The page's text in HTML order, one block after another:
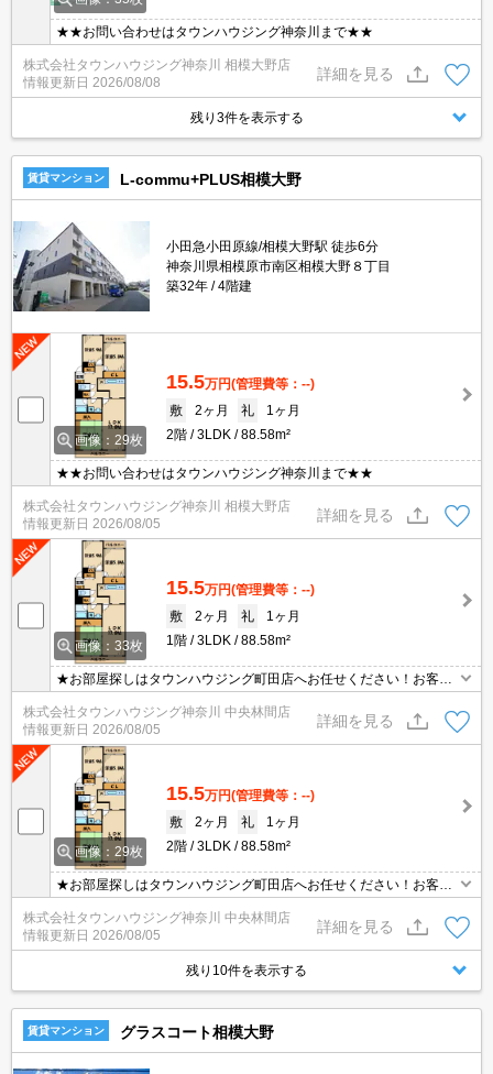
★★お問い合わせはタウンハウジング神奈川まで★★
株式会社タウンハウジング神奈川 相模大野店
情報更新日 2026/08/08
詳細を見る
残り3件を表示する
賃貸マンション L-commu+PLUS相模大野
小田急小田原線/相模大野駅 徒歩6分
神奈川県相模原市南区相模大野８丁目
築32年
4階建
画像：29枚
15.5万円(管理費等：--)
敷
2ヶ月 礼
1ヶ月
2階
3LDK 88.58m²
★★お問い合わせはタウンハウジング神奈川まで★★
株式会社タウンハウジング神奈川 相模大野店
情報更新日 2026/08/05
詳細を見る
画像：33枚
15.5万円(管理費等：--)
敷
2ヶ月 礼
1ヶ月
1階
3LDK 88.58m²
★お部屋探しはタウンハウジング町田店へお任せください！お客様
のご条件にピッタリなお部屋をご紹介可能です！！お引越しのプロ
が精一杯お手伝いさせていただきます！！★
株式会社タウンハウジング神奈川 中央林間店
情報更新日 2026/08/05
詳細を見る
画像：29枚
15.5万円(管理費等：--)
敷
2ヶ月 礼
1ヶ月
2階
3LDK 88.58m²
★お部屋探しはタウンハウジング町田店へお任せください！お客様
のご条件にピッタリなお部屋をご紹介可能です！！お引越しのプロ
が精一杯お手伝いさせていただきます！！★
株式会社タウンハウジング神奈川 中央林間店
情報更新日 2026/08/05
詳細を見る
残り10件を表示する
賃貸マンション グラスコート相模大野